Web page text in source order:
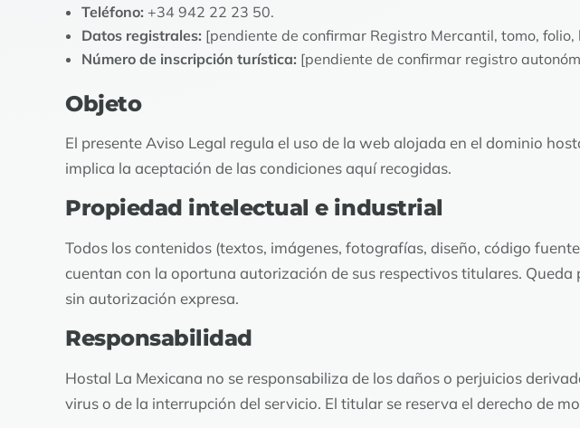
Teléfono: +34 942 22 23 50.
Datos registrales: [pendiente de confirmar Registro Mercantil, tomo, folio,
Número de inscripción turística: [pendiente de confirmar registro
Objeto
El presente Aviso Legal regula el uso de la web alojada en el dominio
implica la aceptación de las condiciones aquí recogidas.
Propiedad intelectual e industrial
Todos los contenidos (textos, imágenes, fotografías, diseño, código
cuentan con la oportuna autorización de sus respectivos titulares.
sin autorización expresa.
Responsabilidad
Hostal La Mexicana no se responsabiliza de los daños o perjuicios
virus o de la interrupción del servicio. El titular se reserva el derecho de